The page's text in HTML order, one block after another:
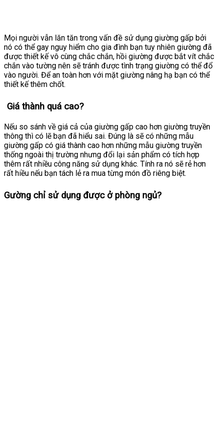
Mọi người vẫn lăn tăn trong vấn đề sử dụng giường gấp bởi
nó có thể gay nguy hiểm cho gia đình bạn tuy nhiên giường đã
được thiết kế vô cùng chắc chắn, hồi giường được bắt vít chắc
chắn vào tường nên sẽ tránh được tình trạng giường có thể đổ
vào người. Để an toàn hơn với mặt giường nâng hạ bạn có thể
thiết kế thêm chốt.
Giá thành quá cao?
Nếu so sánh về giá cả của giường gấp cao hơn giường truyền
thông thì có lẽ bạn đã hiểu sai. Đúng là sẽ có những mẫu
giường gấp có giá thành cao hơn những mẫu giường truyền
thống ngoài thị trường nhưng đổi lại sản phẩm có tích hợp
thêm rất nhiều công năng sử dụng khác. Tính ra nó sẽ rẻ hơn
rất hiều nếu bạn tách lẻ ra mua từng món đồ riêng biệt.
Gường chỉ sử dụng được ở phòng ngủ?